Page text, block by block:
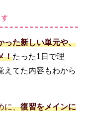
った新しい単元や、
！たった1日で理
えてた内容もわから
に、復習をメインに